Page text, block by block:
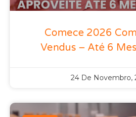
Comece 2026
Vendus – Até 6
24 De Novembro,